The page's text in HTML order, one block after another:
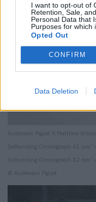
I want to opt-out of
Retention, Sale,
Personal Data that
Purposes for which
Opted Out
CONFIRM
Data Deletion
Audemars Piguet X Matthew
Selfwinding Chronograph 41 mm“
Selfwinding Chronograph 42 mm“
© Audemars Piguet